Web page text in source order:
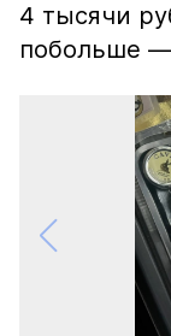
4 тысячи
побольше —